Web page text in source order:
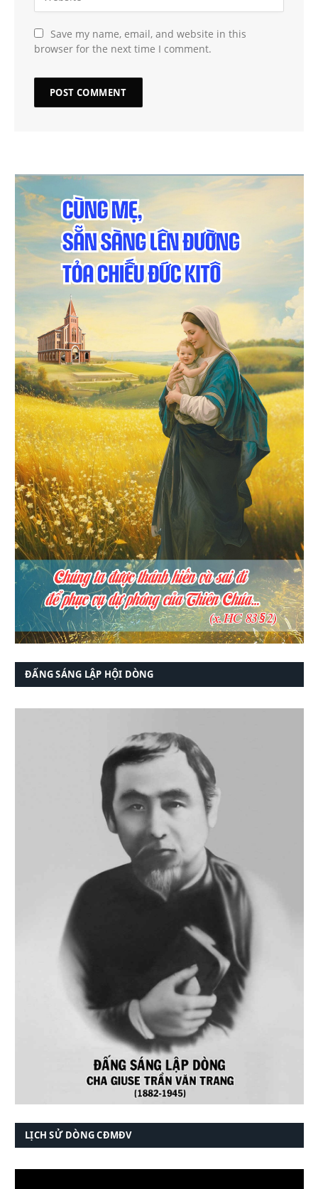
Save my name, email, and website in this
browser for the next time I comment.
ĐẤNG SÁNG LẬP HỘI DÒNG
LỊCH SỬ DÒNG CĐMĐV